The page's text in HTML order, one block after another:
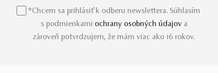
*Chcem sa prihlásiť k odberu newslettera. Súhlasím
s podmienkami ochrany osobných údajov a
zároveň potvrdzujem, že mám viac ako 16 rokov.